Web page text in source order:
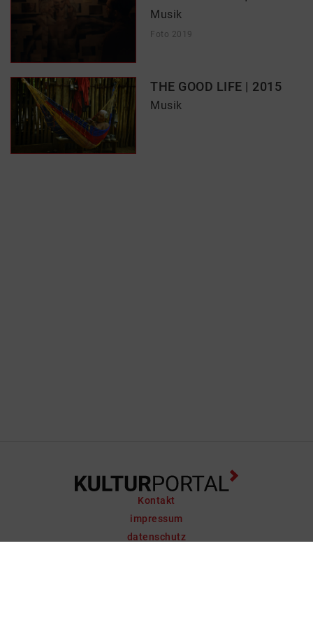
Musik
Foto 2019
THE GOOD LIFE | 2015
Musik
Kontakt
impressum
datenschutz